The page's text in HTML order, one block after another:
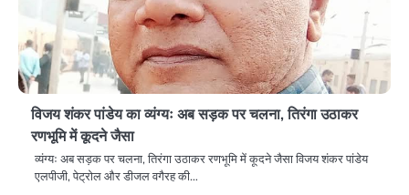
विजय शंकर पांडेय का व्यंग्यः अब सड़क पर चलना, तिरंगा उठाकर
रणभूमि में कूदने जैसा
व्यंग्यः अब सड़क पर चलना, तिरंगा उठाकर रणभूमि में कूदने जैसा विजय शंकर पांडेय
एलपीजी, पेट्रोल और डीजल वगैरह की…